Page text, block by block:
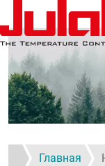
Перейти к
Главная